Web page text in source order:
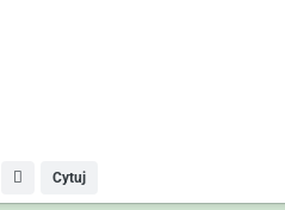
Cytuj